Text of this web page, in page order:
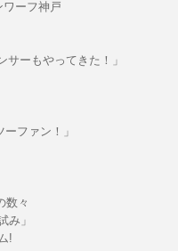
ーフ神戸
サーもやってきた！」
ファン！」
数々
み」
!